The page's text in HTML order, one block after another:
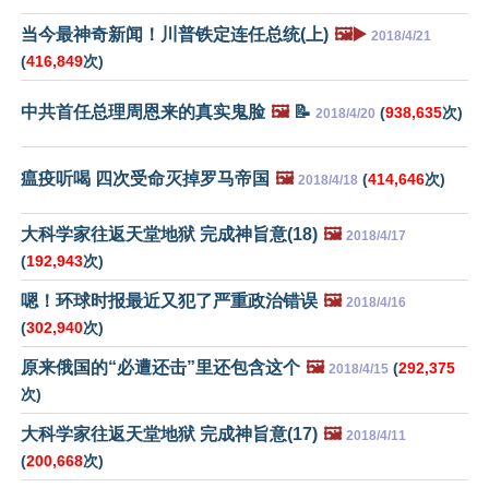
当今最神奇新闻！川普铁定连任总统(上) 🖼️▶️ 2018/4/21
(416,849次)
中共首任总理周恩来的真实鬼脸 🖼️📝 2018/4/20 (938,635次)
瘟疫听喝 四次受命灭掉罗马帝国 🖼️ 2018/4/18 (414,646次)
大科学家往返天堂地狱 完成神旨意(18) 🖼️ 2018/4/17
(192,943次)
嗯！环球时报最近又犯了严重政治错误 🖼️ 2018/4/16
(302,940次)
原来俄国的“必遭还击”里还包含这个 🖼️ 2018/4/15 (292,375
次)
大科学家往返天堂地狱 完成神旨意(17) 🖼️ 2018/4/11
(200,668次)